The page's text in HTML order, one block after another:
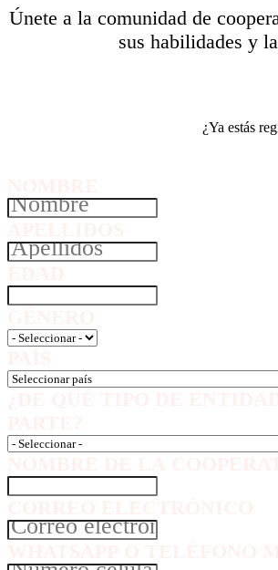
Únete a la comunidad de
sus habilidades y
¿Ya estás